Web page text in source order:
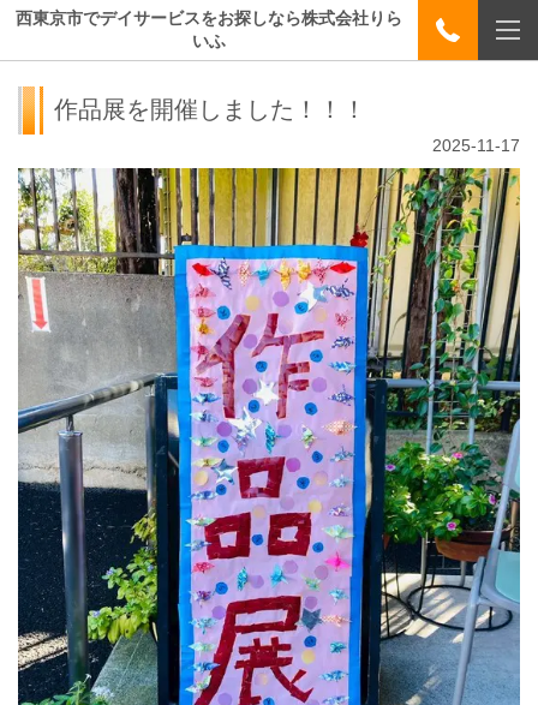
西東京市でデイサービスをお探しなら株式会社りら
いふ
作品展を開催しました！！！
2025-11-17